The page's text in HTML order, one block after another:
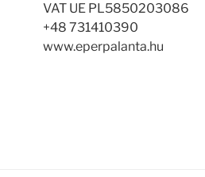
VAT UE PL5850203086
+48 731410390
www.eperpalanta.hu